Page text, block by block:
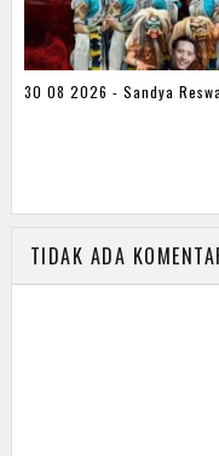
30 08 2026 - Sandya
TIDAK ADA